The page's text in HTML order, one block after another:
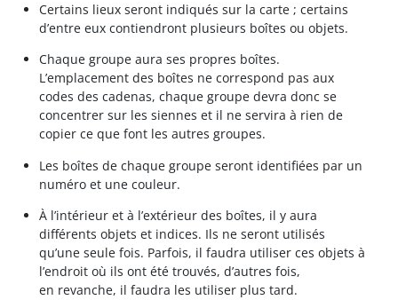
Certains lieux seront indiqués sur la carte ; certains
d’entre eux contiendront plusieurs boîtes ou objets.
Chaque groupe aura ses propres boîtes.
L’emplacement des boîtes ne correspond pas aux
codes des cadenas, chaque groupe devra donc se
concentrer sur les siennes et il ne servira à rien de
copier ce que font les autres groupes.
Les boîtes de chaque groupe seront identifiées par un
numéro et une couleur.
À l’intérieur et à l’extérieur des boîtes, il y aura
différents objets et indices. Ils ne seront utilisés
qu’une seule fois. Parfois, il faudra utiliser ces objets à
l’endroit où ils ont été trouvés, d’autres fois,
en revanche, il faudra les utiliser plus tard.